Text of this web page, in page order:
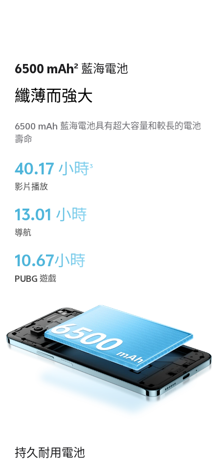
6500 mAh2 藍海電池
纖薄而強大
6500 mAh 藍海電池具有超大容量和較長的電池
壽命
40.17 小時3
影片播放
13.01 小時
導航
10.67小時
PUBG 遊戲
持久耐用電池